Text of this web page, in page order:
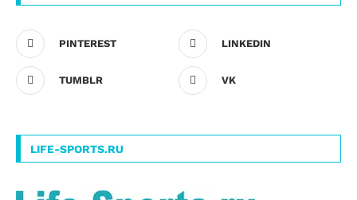
PINTEREST LINKEDIN
TUMBLR VK
LIFE-SPORTS.RU